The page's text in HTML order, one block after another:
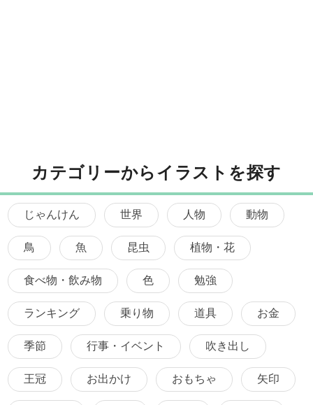
カテゴリーからイラストを探す
じゃんけん 世界 人物 動物
鳥 魚 昆虫 植物・花
食べ物・飲み物 色 勉強
ランキング 乗り物 道具 お金
季節 行事・イベント 吹き出し
王冠 お出かけ おもちゃ 矢印